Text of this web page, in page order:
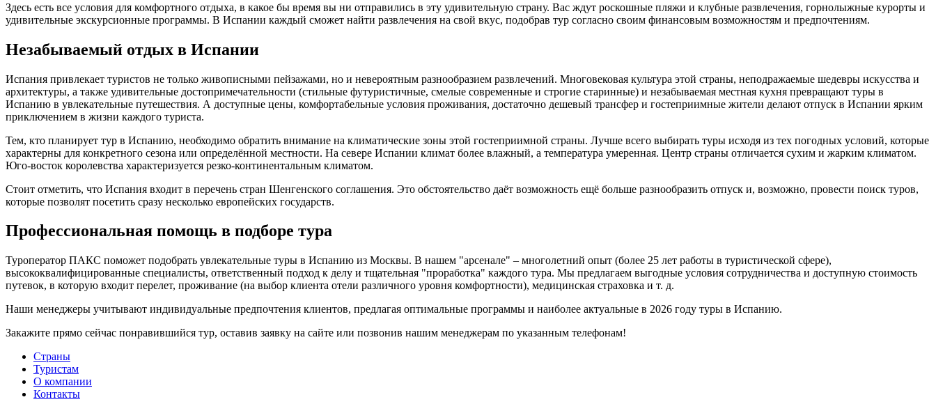
Здесь есть все условия для комфортного отдыха, в какое бы время вы ни отправились в эту удивительную страну. Вас ждут роскошные пляжи и клубные развлечения, горнолыжные курорты и
удивительные экскурсионные программы. В Испании каждый сможет найти развлечения на свой вкус, подобрав тур согласно своим финансовым возможностям и предпочтениям.
Незабываемый отдых в Испании
Испания привлекает туристов не только живописными пейзажами, но и невероятным разнообразием развлечений. Многовековая культура этой страны, неподражаемые шедевры искусства и
архитектуры, а также удивительные достопримечательности (стильные футуристичные, смелые современные и строгие старинные) и незабываемая местная кухня превращают туры в
Испанию в увлекательные путешествия. А доступные цены, комфортабельные условия проживания, достаточно дешевый трансфер и гостеприимные жители делают отпуск в Испании ярким
приключением в жизни каждого туриста.
Тем, кто планирует тур в Испанию, необходимо обратить внимание на климатические зоны этой гостеприимной страны. Лучше всего выбирать туры исходя из тех погодных условий, которые
характерны для конкретного сезона или определённой местности. На севере Испании климат более влажный, а температура умеренная. Центр страны отличается сухим и жарким климатом.
Юго-восток королевства характеризуется резко-континентальным климатом.
Стоит отметить, что Испания входит в перечень стран Шенгенского соглашения. Это обстоятельство даёт возможность ещё больше разнообразить отпуск и, возможно, провести поиск туров,
которые позволят посетить сразу несколько европейских государств.
Профессиональная помощь в подборе тура
Туроператор ПАКС поможет подобрать увлекательные туры в Испанию из Москвы. В нашем "арсенале" – многолетний опыт (более 25 лет работы в туристической сфере),
высококвалифицированные специалисты, ответственный подход к делу и тщательная "проработка" каждого тура. Мы предлагаем выгодные условия сотрудничества и доступную стоимость
путевок, в которую входит перелет, проживание (на выбор клиента отели различного уровня комфортности), медицинская страховка и т. д.
Наши менеджеры учитывают индивидуальные предпочтения клиентов, предлагая оптимальные программы и наиболее актуальные в 2026 году туры в Испанию.
Закажите прямо сейчас понравившийся тур, оставив заявку на сайте или позвонив нашим менеджерам по указанным телефонам!
Cтраны
Туристам
О компании
Контакты